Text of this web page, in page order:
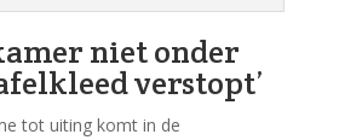
niet onder
verstopt’
tot uiting komt in de